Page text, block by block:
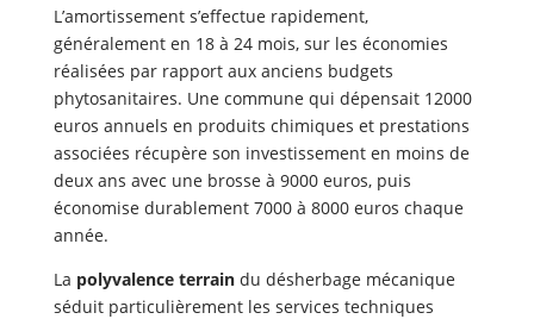
L’amortissement s’effectue rapidement,
généralement en 18 à 24 mois, sur les économies
réalisées par rapport aux anciens budgets
phytosanitaires. Une commune qui dépensait 12000
euros annuels en produits chimiques et prestations
associées récupère son investissement en moins de
deux ans avec une brosse à 9000 euros, puis
économise durablement 7000 à 8000 euros chaque
année.
La polyvalence terraindu désherbage mécanique
séduit particulièrement les services techniques